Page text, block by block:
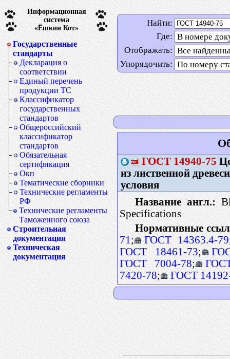
Информационная
система
«Ёшкин Кот»
Государственные
стандарты
Декларация о
соответствии
Единый перечень
продукции ТС
Классификатор
государственных
стандартов
Общероссийский
классификатор
стандартов
Обязательная
сертификация
Окп
Тематические сборники
Технические регламенты
РФ
Технические регламенты
Таможенного союза
Строительная
документация
Техническая
документация
Найти:
Где:
Отображать:
Упорядочить:
ГОСТ 14940-75
из лиственной
условия
Название англ.:
Specifications
Нормативные
71 ; ГОСТ 14363.4-79
ГОСТ 18461-73;
ГОСТ 7004-78;
7420-78; ГОСТ